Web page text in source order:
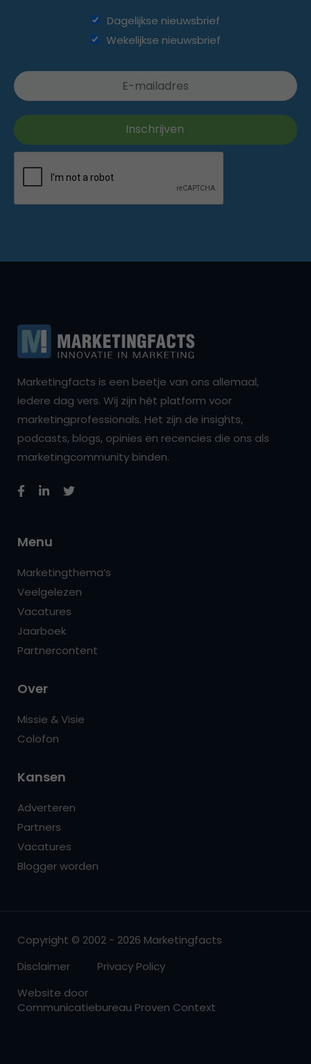
Dagelijkse nieuwsbrief
Wekelijkse nieuwsbrief
Marketingfacts is een beetje van ons allemaal,
iedere dag vers. Wij zijn hét platform voor
marketingprofessionals. Het zijn de insights,
podcasts, blogs, opinies en recencies die ons als
marketingcommunity binden.
Menu
Marketingthema’s
Veelgelezen
Vacatures
Jaarboek
Partnercontent
Over
Missie & Visie
Colofon
Kansen
Adverteren
Partners
Vacatures
Blogger worden
Copyright © 2002 - 2026 Marketingfacts
Disclaimer
Privacy Policy
Website door
Communicatiebureau Proven Context